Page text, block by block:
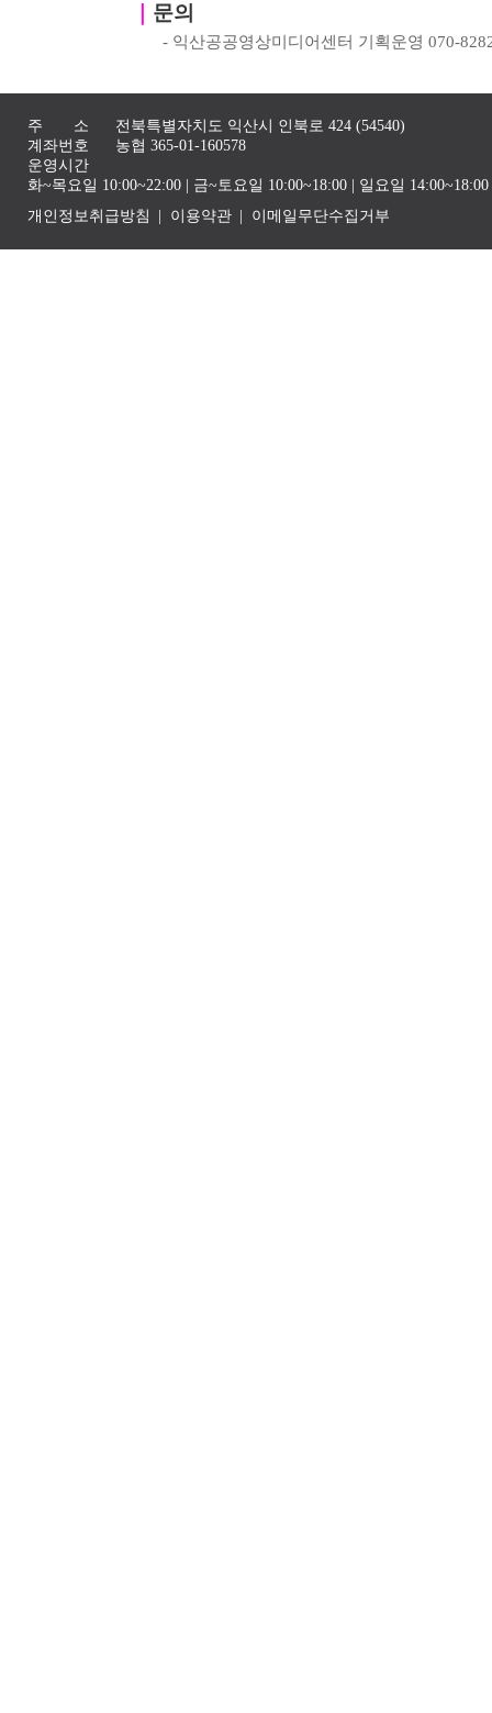
문의
- 익산공공영상미디어센터 기획운영 070-
주 소
전북특별자치도 익산시 인북로 424 (54540)
계좌번호
농협 365-01-160578
운영시간
화~목요일 10:00~22:00 | 금~토요일 10:00~18:00 | 일요일
개인정보취급방침
이용약관 이메일무단수집거부